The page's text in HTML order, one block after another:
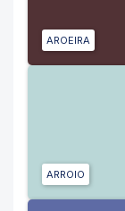
AROEIRA
ARROIO